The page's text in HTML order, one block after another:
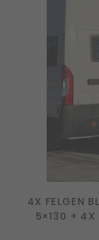
4X FELGEN
5×130 + 4X